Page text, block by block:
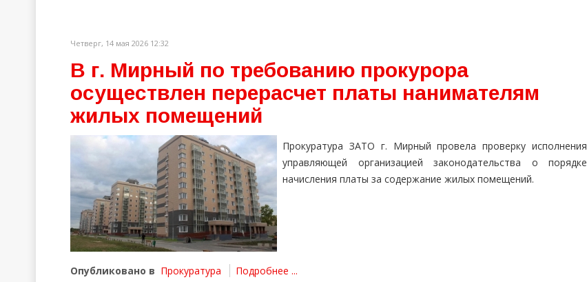
Четверг, 14 мая 2026 12:32
В г. Мирный по требованию прокурора
осуществлен перерасчет платы нанимателям
жилых помещений
Прокуратура ЗАТО г. Мирный провела проверку исполнения
управляющей организацией законодательства о порядке
начисления платы за содержание жилых помещений.
Опубликовано в Прокуратура Подробнее ...